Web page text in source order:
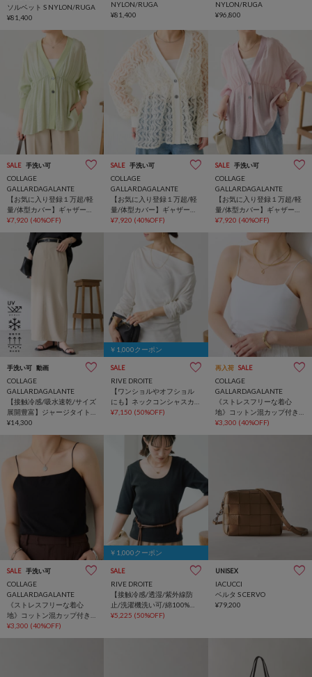
ソルベット S NYLON/RUGA
¥81,400
NYLON/RUGA
¥81,400
NYLON/RUGA
¥96,800
SALE 手洗い可
COLLAGE
GALLARDAGALANTE
【お気に入り登録１万超/軽
量/体型カバー】ギャザー切
替シアーシャツカーディガ
¥7,920 (40%OFF)
SALE 手洗い可
COLLAGE
GALLARDAGALANTE
【お気に入り登録１万超/軽
量/体型カバー】ギャザー切
替シアーシャツカーディガ
¥7,920 (40%OFF)
SALE 手洗い可
COLLAGE
GALLARDAGALANTE
【お気に入り登録１万超/軽
量/体型カバー】ギャザー切
替シアーシャツカーディガ
¥7,920 (40%OFF)
手洗い可 動画
COLLAGE
GALLARDAGALANTE
【接触冷感/吸水速乾/サイズ
展開豊富】ジャージタイト
スカート/セットアップ可
¥14,300
￥1,000クーポン
SALE
RIVE DROITE
【ワンショルやオフショル
にも】ネックコンシャスカ
ットソー
¥7,150 (50%OFF)
再入荷 SALE
COLLAGE
GALLARDAGALANTE
《ストレスフリーな着心
地》コットン混カップ付き
キャミソール
¥3,300 (40%OFF)
SALE 手洗い可
COLLAGE
GALLARDAGALANTE
《ストレスフリーな着心
地》コットン混カップ付き
キャミソール
¥3,300 (40%OFF)
￥1,000クーポン
SALE
RIVE DROITE
【接触冷感/透湿/紫外線防
止/洗濯機洗い可/綿100%】5
分袖フライスTee
¥5,225 (50%OFF)
UNISEX
IACUCCI
ベルタ S CERVO
¥79,200